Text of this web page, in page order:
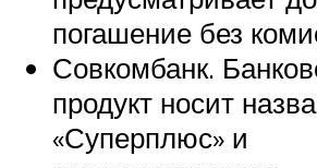
погашение без
Совкомбанк.
продукт носит
«Суперплюс» и